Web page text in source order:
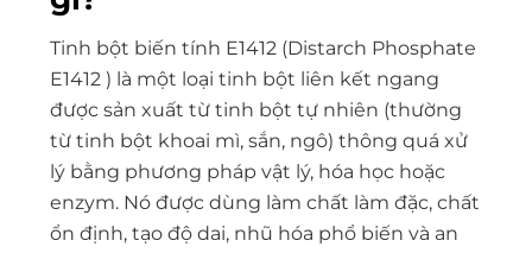
Tinh bột biến tính E1412 (Distarch Phosphate
E1412 ) là một loại tinh bột liên kết ngang
được sản xuất từ tinh bột tự nhiên (thường
từ tinh bột khoai mì, sắn, ngô) thông quá xử
lý bằng phương pháp vật lý, hóa học hoặc
enzym. Nó được dùng làm chất làm đặc, chất
ổn định, tạo độ dai, nhũ hóa phổ biến và an